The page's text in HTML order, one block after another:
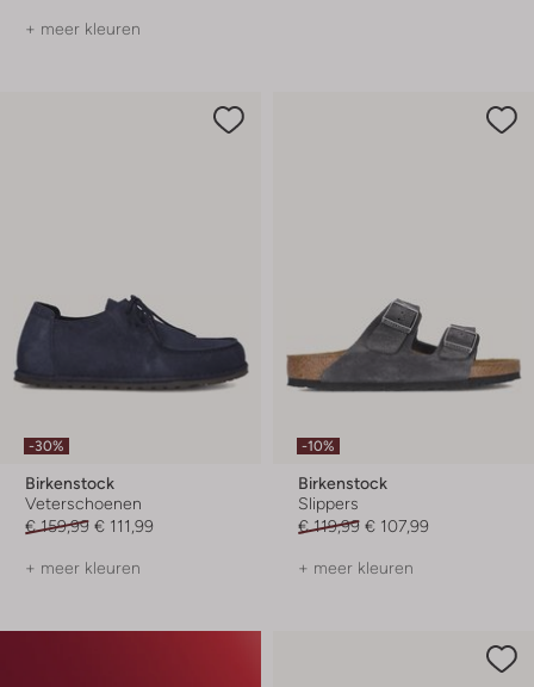
+ meer kleuren
-30%
Birkenstock
Veterschoenen
€ 159,99 € 111,99
+ meer kleuren
-10%
Birkenstock
Slippers
€ 119,99 € 107,99
+ meer kleuren